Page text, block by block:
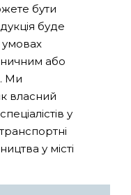
бути
буде
умовах
або
Ми
власний
у
транспортні
у місті